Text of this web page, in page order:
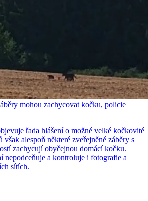
mohou zachycovat kočku, policie
řada hlášení o možné velké kočkovité
však alespoň některé zveřejněné záběry s
zachycují obyčejnou domácí kočku.
nepodceňuje a kontroluje i fotografie a
sítích.